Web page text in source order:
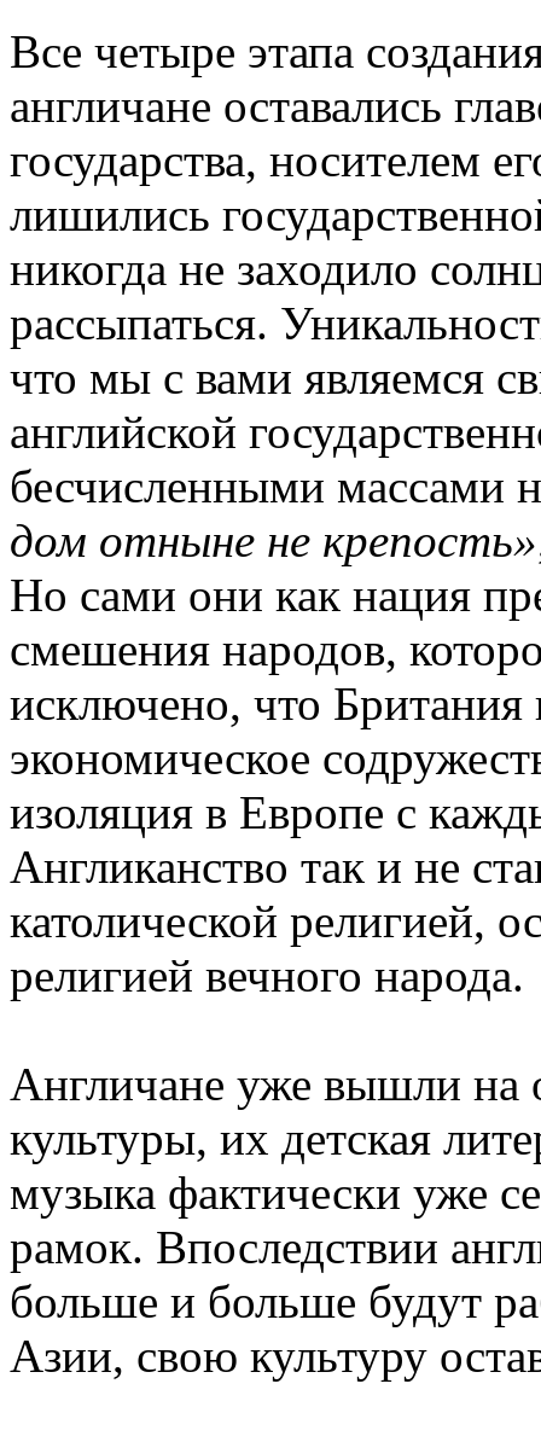
Все четыре этапа
англичане оставались
государства, носителем
лишились
никогда не заходило
рассыпаться.
что мы с вами являемся
английской
бесчисленными массами
дом отныне не крепость»
Но сами они как нация
смешения народов,
исключено, что
экономическое
изоляция в Европе с
Англиканство так и не
католической религией,
религией вечного народа.
Англичане уже вышли на
культуры, их детская
музыка фактически уже
рамок. Впоследствии
больше и больше будут
Азии, свою культуру